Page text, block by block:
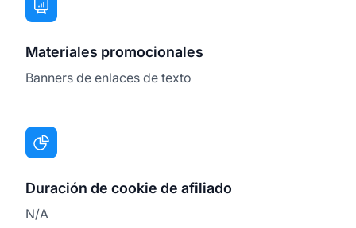
Materiales promocionales
Banners de enlaces de texto
Duración de cookie de afiliado
N/A